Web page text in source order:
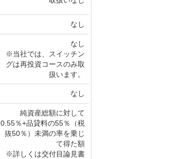
なし
なし
※当社では、スイッチン
グは再投資コースのみ取
扱います。
なし
純資産総額に対して
0.55％+品貸料の55％（税
抜50％）未満の率を乗じ
て得た額
※詳しくは交付目論見書